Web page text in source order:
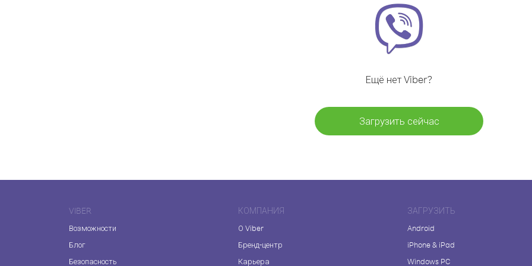
Ещё нет Viber?
Загрузить сейчас
VIBER
Возможности
Блог
Безопасность
КОМПАНИЯ
О Viber
Бренд-центр
Карьера
ЗАГРУЗИТЬ
Android
iPhone & iPad
Windows PC